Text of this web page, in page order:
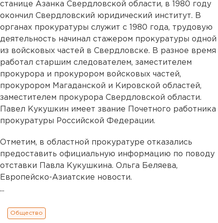
станице Азанка Свердловской области, в 1980 году
окончил Свердловский юридический институт. В
органах прокуратуры служит с 1980 года, трудовую
деятельность начинал стажером прокуратуры одной
из войсковых частей в Свердловске. В разное время
работал старшим следователем, заместителем
прокурора и прокурором войсковых частей,
прокурором Магаданской и Кировской областей,
заместителем прокурора Свердловской области.
Павел Кукушкин имеет звание Почетного работника
прокуратуры Российской Федерации.
Отметим, в областной прокуратуре отказались
предоставить официальную информацию по поводу
отставки Павла Кукушкина. Ольга Беляева,
Европейско-Азиатские новости.
...
Общество